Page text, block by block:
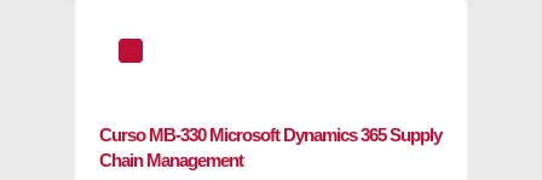
^
Curso MB-330 Microsoft Dynamics 365 Supply
Chain Management